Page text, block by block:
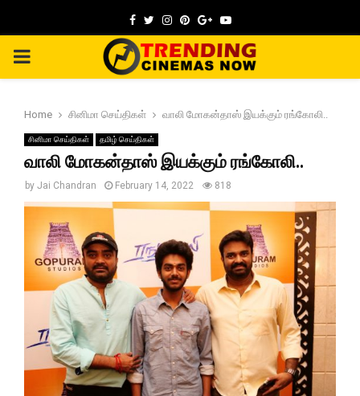
Facebook
TwitterInstagram
Pinterest
GoogleYoutube
PRIMARY
Home சினிமா செய்திகள் வாலி மோகன்தாஸ் இயக்கும் ரங்கோலி..
சினிமா செய்திகள் தமிழ் செய்திகள்
வாலி மோகன்தாஸ் இயக்கும் ரங்கோலி..
by Jai Chandran February 14, 2022 818